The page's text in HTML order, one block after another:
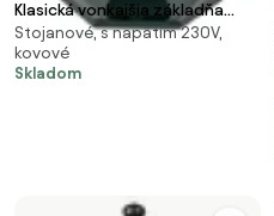
Klasická vonkajšia základňa
svietidla tmavozelená IP44 -
New Orleans
Stojanové, s napätím 230V,
kovové
Skladom